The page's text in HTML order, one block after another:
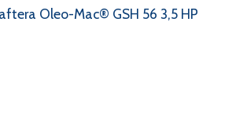
Oleo-Mac® GSH 56 3,5 HP